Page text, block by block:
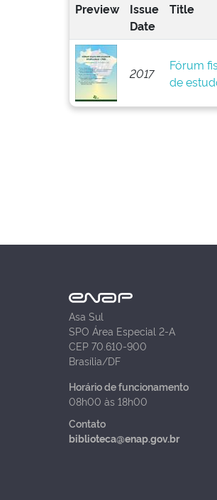
Preview
Issue
Date
Title
2017
Fórum
de
Asa Sul
SPO Área Especial 2-A
CEP 70.610-900
Brasília/DF
Horário de funcionamento
08h00 às 18h00
Contato
biblioteca@enap.gov.br